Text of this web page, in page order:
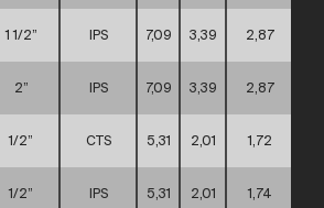
1 1/2” IPS 7,09 3,39 2,87
2” IPS 7,09 3,39 2,87
1/2” CTS 5,31 2,01 1,72
1/2” IPS 5,31 2,01 1,74